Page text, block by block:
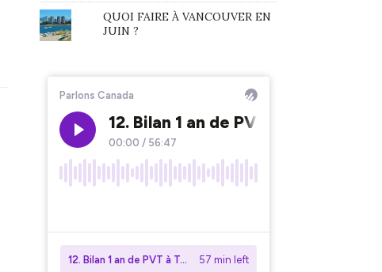
QUOI FAIRE À VANCOUVER EN
JUIN ?